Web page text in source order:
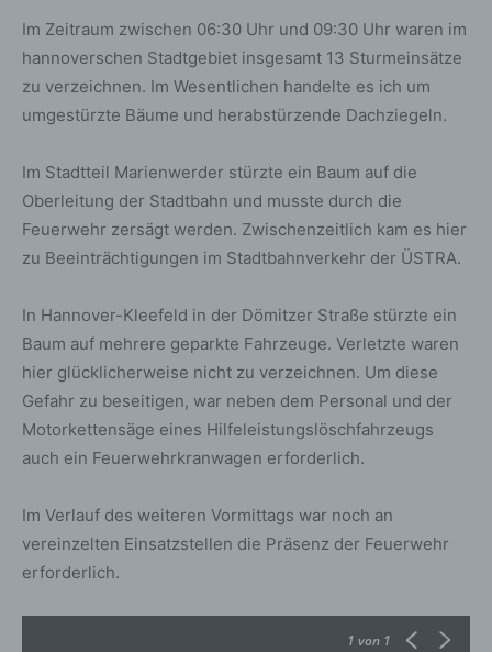
Im Zeitraum zwischen 06:30 Uhr und 09:30 Uhr waren im
hannoverschen Stadtgebiet insgesamt 13 Sturmeinsätze
zu verzeichnen. Im Wesentlichen handelte es ich um
umgestürzte Bäume und herabstürzende Dachziegeln.
Im Stadtteil Marienwerder stürzte ein Baum auf die
Oberleitung der Stadtbahn und musste durch die
Feuerwehr zersägt werden. Zwischenzeitlich kam es hier
zu Beeinträchtigungen im Stadtbahnverkehr der ÜSTRA.
In Hannover-Kleefeld in der Dömitzer Straße stürzte ein
Baum auf mehrere geparkte Fahrzeuge. Verletzte waren
hier glücklicherweise nicht zu verzeichnen. Um diese
Gefahr zu beseitigen, war neben dem Personal und der
Motorkettensäge eines Hilfeleistungslöschfahrzeugs
auch ein Feuerwehrkranwagen erforderlich.
Im Verlauf des weiteren Vormittags war noch an
vereinzelten Einsatzstellen die Präsenz der Feuerwehr
erforderlich.
1 von 1